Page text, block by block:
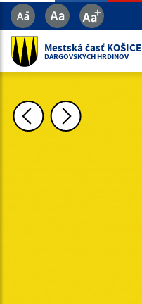
Mestská časť KOŠICE
DARGOVSKÝCH HRDINOV